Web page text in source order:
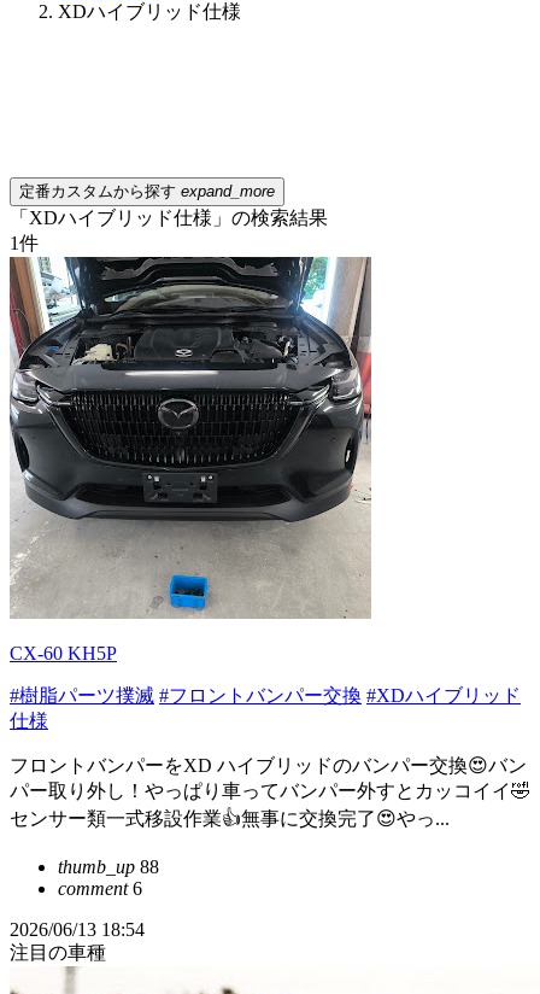
XDハイブリッド仕様
定番カスタムから探す expand_more
「XDハイブリッド仕様」の検索結果
1件
CX-60 KH5P
#樹脂パーツ撲滅 #フロントバンパー交換 #XDハイブリッド
仕様
フロントバンパーをXD ハイブリッドのバンパー交換😍バン
パー取り外し！やっぱり車ってバンパー外すとカッコイイ🤣
センサー類一式移設作業👍無事に交換完了😍やっ...
thumb_up 88
comment6
2026/06/13 18:54
注目の車種